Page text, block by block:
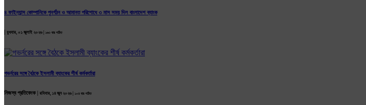
৪ ফাইন্যান্স কোম্পানিকে পুনর্গঠন ও আমানত পরিশোধে ৩ মাস সময় দিল বাংলাদেশ ব্যাংক
| বুধবার, ০১ জুলাই ২০২৬ | ১৬৩ বার পঠিত
গভর্নরের সঙ্গে বৈঠকে ইসলামী ব্যাংকের শীর্ষ কর্মকর্তারা
নিজস্ব প্রতিবেদক | রবিবার, ১৪ জুন ২০২৬ | ১০৪ বার পঠিত